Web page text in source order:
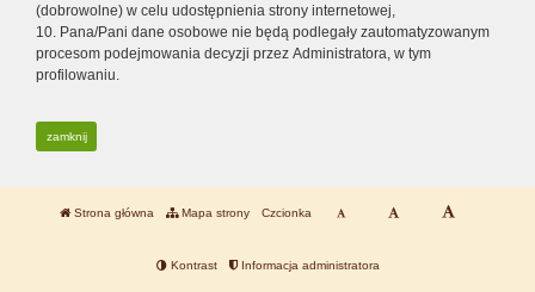
(dobrowolne) w celu udostępnienia strony internetowej,
10. Pana/Pani dane osobowe nie będą podlegały zautomatyzowanym
procesom podejmowania decyzji przez Administratora, w tym
profilowaniu.
zamknij
Strona główna Mapa strony Czcionka
Kontrast Informacja administratora